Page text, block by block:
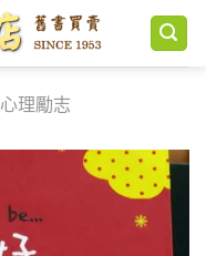
心理勵志